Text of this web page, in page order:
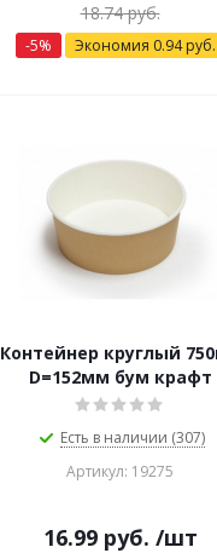
18.74руб.
-5% Экономия 0.94руб.
Контейнер круглый
D=152мм бум крафт
Есть в наличии (307)
Артикул: 19275
16.99руб. /шт